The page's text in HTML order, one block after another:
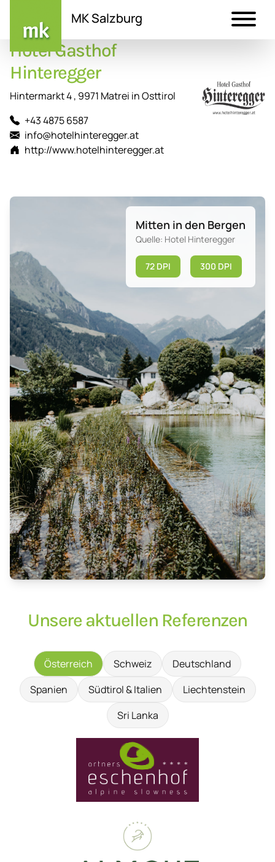
Inhalt
MK Salzburg
Hotel Gasthof
Hinteregger
Hintermarkt 4 , 9971 Matrei in Osttirol
+43 4875 6587
info@hotelhinteregger.at
http://www.hotelhinteregger.at
Mitten in den Bergen
Quelle: Hotel Hinteregger
72 DPI 300 DPI
Unsere aktuellen Referenzen
Österreich Schweiz
Deutschland
Spanien
Südtirol & Italien
Liechtenstein
Sri Lanka